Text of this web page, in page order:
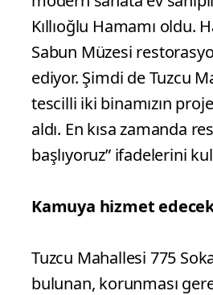
Kıllıoğlu Hamamı oldu.
Sabun Müzesi
ediyor. Şimdi de Tuzcu
tescilli iki binamızın
aldı. En kısa zamanda
başlıyoruz” ifadelerini
Kamuya hizmet
Tuzcu Mahallesi 775
bulunan, korunması